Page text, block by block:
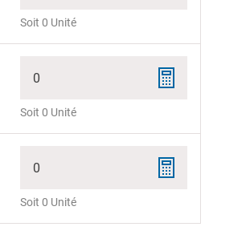
Soit 0 Unité
0
Soit 0 Unité
0
Soit 0 Unité